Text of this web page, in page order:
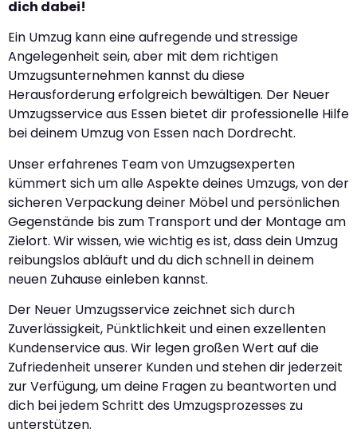
dich dabei!
Ein Umzug kann eine aufregende und stressige
Angelegenheit sein, aber mit dem richtigen
Umzugsunternehmen kannst du diese
Herausforderung erfolgreich bewältigen. Der Neuer
Umzugsservice aus Essen bietet dir professionelle Hilfe
bei deinem Umzug von Essen nach Dordrecht.
Unser erfahrenes Team von Umzugsexperten
kümmert sich um alle Aspekte deines Umzugs, von der
sicheren Verpackung deiner Möbel und persönlichen
Gegenstände bis zum Transport und der Montage am
Zielort. Wir wissen, wie wichtig es ist, dass dein Umzug
reibungslos abläuft und du dich schnell in deinem
neuen Zuhause einleben kannst.
Der Neuer Umzugsservice zeichnet sich durch
Zuverlässigkeit, Pünktlichkeit und einen exzellenten
Kundenservice aus. Wir legen großen Wert auf die
Zufriedenheit unserer Kunden und stehen dir jederzeit
zur Verfügung, um deine Fragen zu beantworten und
dich bei jedem Schritt des Umzugsprozesses zu
unterstützen.